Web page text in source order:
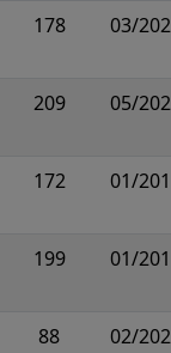
178 03/
209 05/
172 01/
199 01/
88 02/